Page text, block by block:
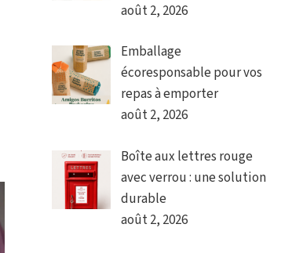
août 2, 2026
Emballage
écoresponsable pour vos
repas à emporter
août 2, 2026
Boîte aux lettres rouge
avec verrou : une solution
durable
août 2, 2026